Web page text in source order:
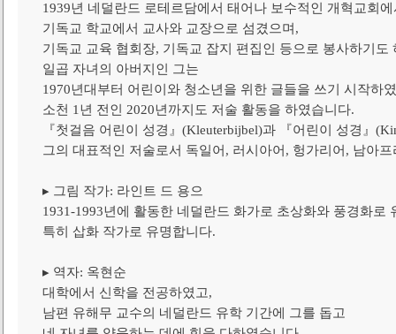
1939년 네덜란드 로테르담에서 태어나 보수적인 개혁교회
기독교 학교에서 교사와 교장으로 섬겼으며,
기독교 교육 협회장, 기독교 잡지 편집인 등으로 봉사하기도
일곱 자녀의 아버지인 그는
1970년대부터 어린이와 청소년을 위한 글들을 쓰기 시작하
소천 1년 전인 2020년까지도 저술 활동을 하였습니다.
『첫걸음 어린이 성경』(Kleuterbijbel)과 『어린이 성경』
그의 대표적인 저술로서 독일어, 러시아어, 헝가리어, 남아
▸ 그림 작가: 라인트 드 용으
1931-1993년에 활동한 네덜란드 화가로 초상화와 풍경화로
특히 삽화 작가로 유명합니다.
▸ 역자: 옥현순
대학에서 신학을 전공하였고,
남편 유해무 교수의 네덜란드 유학 기간에 그를 돕고